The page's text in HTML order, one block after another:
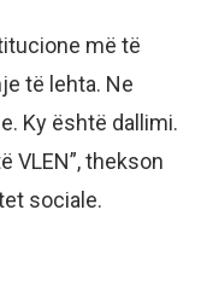
më të
të lehta. Ne
Ky është dallimi.
VLEN”, thekson
sociale.